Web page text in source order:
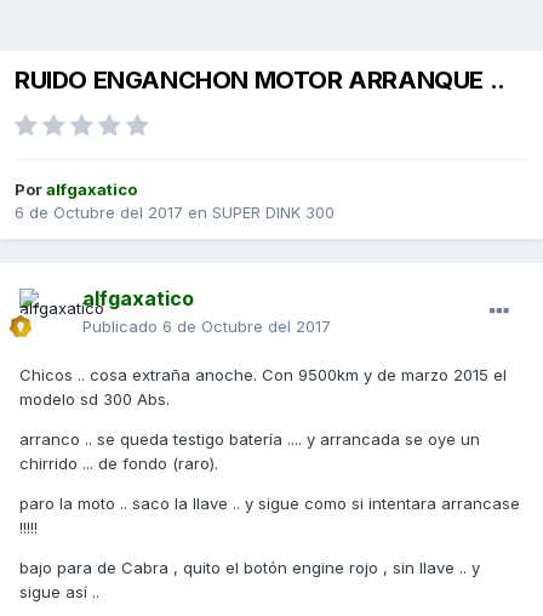
RUIDO ENGANCHON MOTOR ARRANQUE ..
Poralfgaxatico
6 de Octubre del 2017 en SUPER DINK 300
alfgaxatico
Publicado 6 de Octubre del 2017
Chicos .. cosa extraña anoche. Con 9500km y de marzo 2015 el
modelo sd 300 Abs.
arranco .. se queda testigo batería .... y arrancada se oye un
chirrido ... de fondo (raro).
paro la moto .. saco la llave .. y sigue como si intentara arrancase
!!!!!
bajo para de Cabra , quito el botón engine rojo , sin llave .. y
sigue así ..